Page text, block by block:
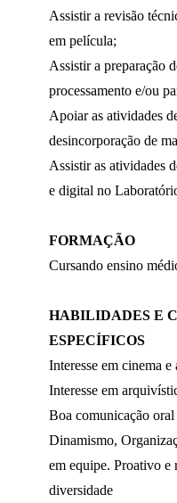
Assistir a revisão
em película;
Assistir a preparação
processamento e/ou
Apoiar as atividades
desincorporação de
Assistir as atividades
e digital no
FORMAÇÃO
Cursando ensino
HABILIDADES E
ESPECÍFICOS
Interesse em cinema
Interesse em
Boa comunicação oral
Dinamismo,
em equipe. Proativo e
diversidade